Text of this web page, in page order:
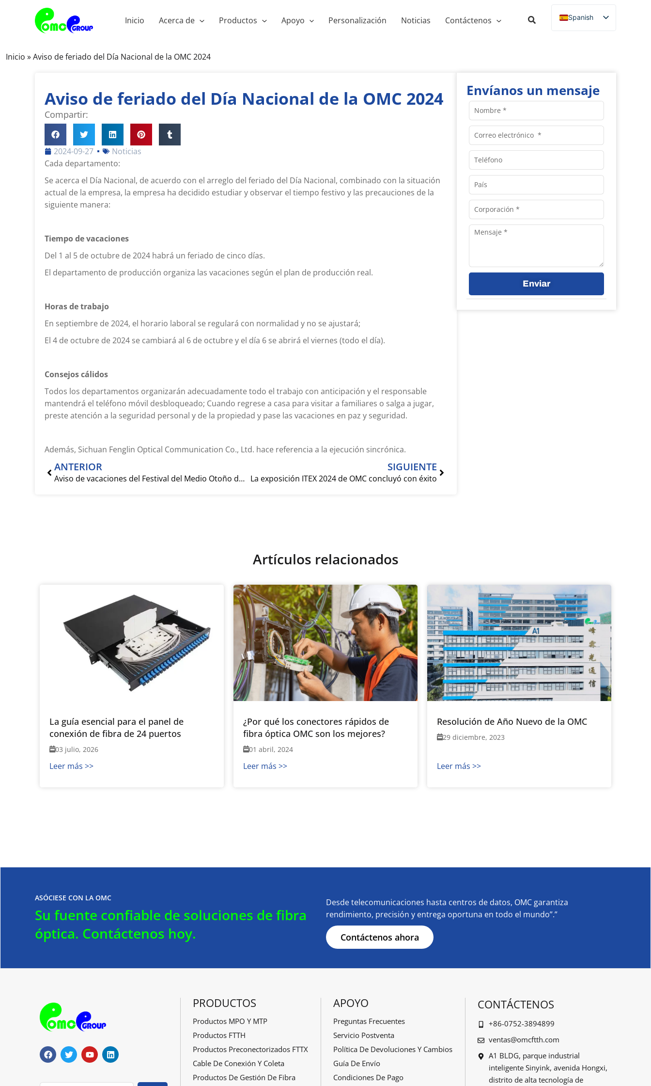
contenido
Inicio Acerca de Productos Apoyo Personalización Noticias Contáctenos
Spanish
English
Italian
Inicio »Aviso de feriado del Día Nacional de la OMC 2024
Aviso de feriado del Día Nacional de la OMC 2024
Compartir:
2024-09-27
Noticias
Cada departamento:
Se acerca el Día Nacional, de acuerdo con el arreglo del feriado del Día Nacional, combinado con la situación
actual de la empresa, la empresa ha decidido estudiar y observar el tiempo festivo y las precauciones de la
siguiente manera:
Tiempo de vacaciones
Del 1 al 5 de octubre de 2024 habrá un feriado de cinco días.
El departamento de producción organiza las vacaciones según el plan de producción real.
Horas de trabajo
En septiembre de 2024, el horario laboral se regulará con normalidad y no se ajustará;
El 4 de octubre de 2024 se cambiará al 6 de octubre y el día 6 se abrirá el viernes (todo el día).
Consejos cálidos
Todos los departamentos organizarán adecuadamente todo el trabajo con anticipación y el responsable
mantendrá el teléfono móvil desbloqueado; Cuando regrese a casa para visitar a familiares o salga a jugar,
preste atención a la seguridad personal y de la propiedad y pase las vacaciones en paz y seguridad.
Además, Sichuan Fenglin Optical Communication Co., Ltd. hace referencia a la ejecución sincrónica.
Anterior
ANTERIOR
Aviso de vacaciones del Festival del Medio Otoño de la OMC 2024
SIGUIENTE
La exposición ITEX 2024 de OMC concluyó con éxito
Siguiente
Envíanos un mensaje
Nombre
Correo
electrónico
Teléfono
País
Corporación
Mensaje
Enviar
Artículos relacionados
La guía esencial para el panel de
conexión de fibra de 24 puertos
03 julio, 2026
Leer más >>
¿Por qué los conectores rápidos de
fibra óptica OMC son los mejores?
01 abril, 2024
Leer más >>
Resolución de Año Nuevo de la OMC
29 diciembre, 2023
Leer más >>
ASÓCIESE CON LA OMC
Su fuente confiable de soluciones de fibra
óptica. Contáctenos hoy.
Desde telecomunicaciones hasta centros de datos, OMC garantiza
rendimiento, precisión y entrega oportuna en todo el mundo”.”
Contáctenos ahora
F
a
c
e
o
r
j
o
u
T
i
n
k
PRODUCTOS
Productos MPO Y MTP
Productos FTTH
Productos Preconectorizados FTTX
Cable De Conexión Y Coleta
Productos De Gestión De Fibra
APOYO
Preguntas Frecuentes
Servicio Postventa
Política De Devoluciones Y Cambios
Guía De Envío
Condiciones De Pago
CONTÁCTENOS
+86-0752-3894899
ventas@omcftth.com
A1 BLDG, parque industrial
inteligente Sinyink, avenida Hongxi,
distrito de alta tecnología de